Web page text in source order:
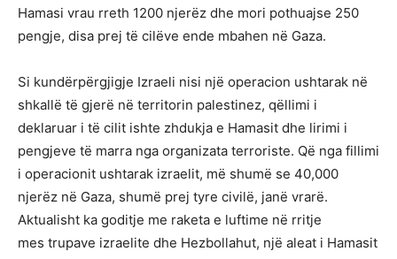
Hamasi vrau rreth 1200 njerëz dhe mori pothuajse 250
pengje, disa prej të cilëve ende mbahen në Gaza.
Si kundërpërgjigje Izraeli nisi një operacion ushtarak në
shkallë të gjerë në territorin palestinez, qëllimi i
deklaruar i të cilit ishte zhdukja e Hamasit dhe lirimi i
pengjeve të marra nga organizata terroriste. Që nga fillimi
i operacionit ushtarak izraelit, më shumë se 40,000
njerëz në Gaza, shumë prej tyre civilë, janë vrarë.
Aktualisht ka goditje me raketa e luftime në rritje
mes trupave izraelite dhe Hezbollahut, një aleat i Hamasit